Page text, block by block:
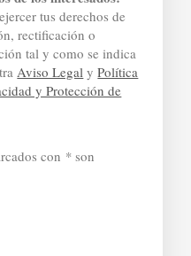
tus derechos de
rectificación o
tal y como se indica
Aviso Legal yPolítica
y Protección de
con * son